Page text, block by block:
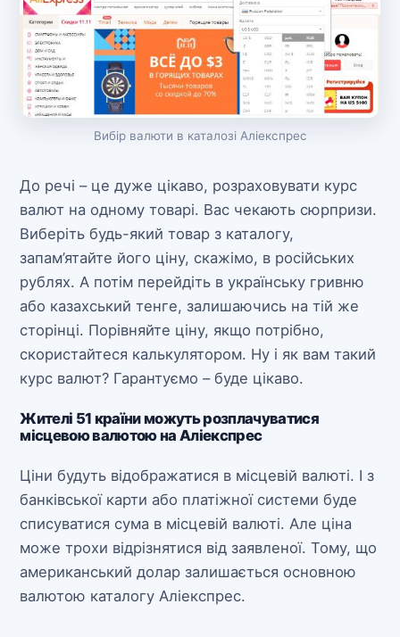
Вибір валюти в каталозі Аліекспрес
До речі – це дуже цікаво, розраховувати курс
валют на одному товарі. Вас чекають сюрпризи.
Виберіть будь-який товар з каталогу,
запам’ятайте його ціну, скажімо, в російських
рублях. А потім перейдіть в українську гривню
або казахський тенге, залишаючись на тій же
сторінці. Порівняйте ціну, якщо потрібно,
скористайтеся калькулятором. Ну і як вам такий
курс валют? Гарантуємо – буде цікаво.
Жителі 51 країни можуть розплачуватися
місцевою валютою на Аліекспрес
Ціни будуть відображатися в місцевій валюті. І з
банківської карти або платіжної системи буде
списуватися сума в місцевій валюті. Але ціна
може трохи відрізнятися від заявленої. Тому, що
американський долар залишається основною
валютою каталогу Аліекспрес.